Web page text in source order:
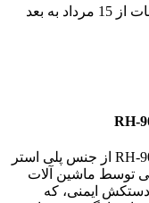
قابل توجه خریداران گرامی، تمامی سفارشات از 15 مرداد به بعد
دستکش ایمنی فوم لانکس رونیکس کد RH-9008 از جنس پلی استر
توسط ماشین آلات
دستکش ایمنی، که